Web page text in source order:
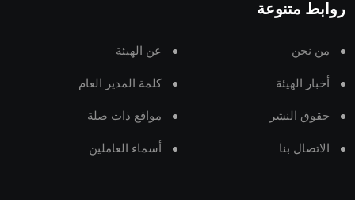
روابط متنوعة
من نحن عن الهيئة
أخبار الهيئة كلمة المدير العام
حقوق النشر مواقع ذات صلة
الاتصال بنا أسماء العاملين